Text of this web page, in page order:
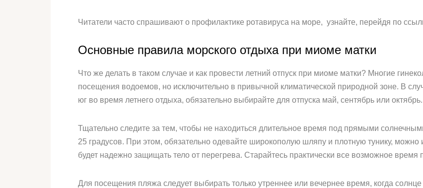
Читатели часто спрашивают о профилактике ротавируса на море, узнайте, перейдя по
Основные правила морского отдыха при миоме матки
Что же делать в таком случае и как провести летний отпуск при миоме матки? Многие
посещения водоемов, но исключительно в привычной климатической природной зоне. В
юг во время летнего отдыха, обязательно выбирайте для отпуска май, сентябрь или октябрь.
Тщательно следите за тем, чтобы не находиться длительное время под прямыми
25 градусов. При этом, обязательно одевайте широкополую шляпу и плотную тунику, можно
будет надежно защищать тело от перегрева. Старайтесь практически все возможное время
Для посещения пляжа следует выбирать только утреннее или вечернее время, когда